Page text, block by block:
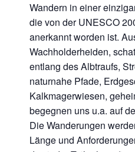
Wandern in einer
die von der UNESCO
anerkannt worden ist.
Wachholderheiden,
entlang des Albtraufs,
naturnahe Pfade,
Kalkmagerwiesen,
begegnen uns u.a. auf
Die Wanderungen
Länge und